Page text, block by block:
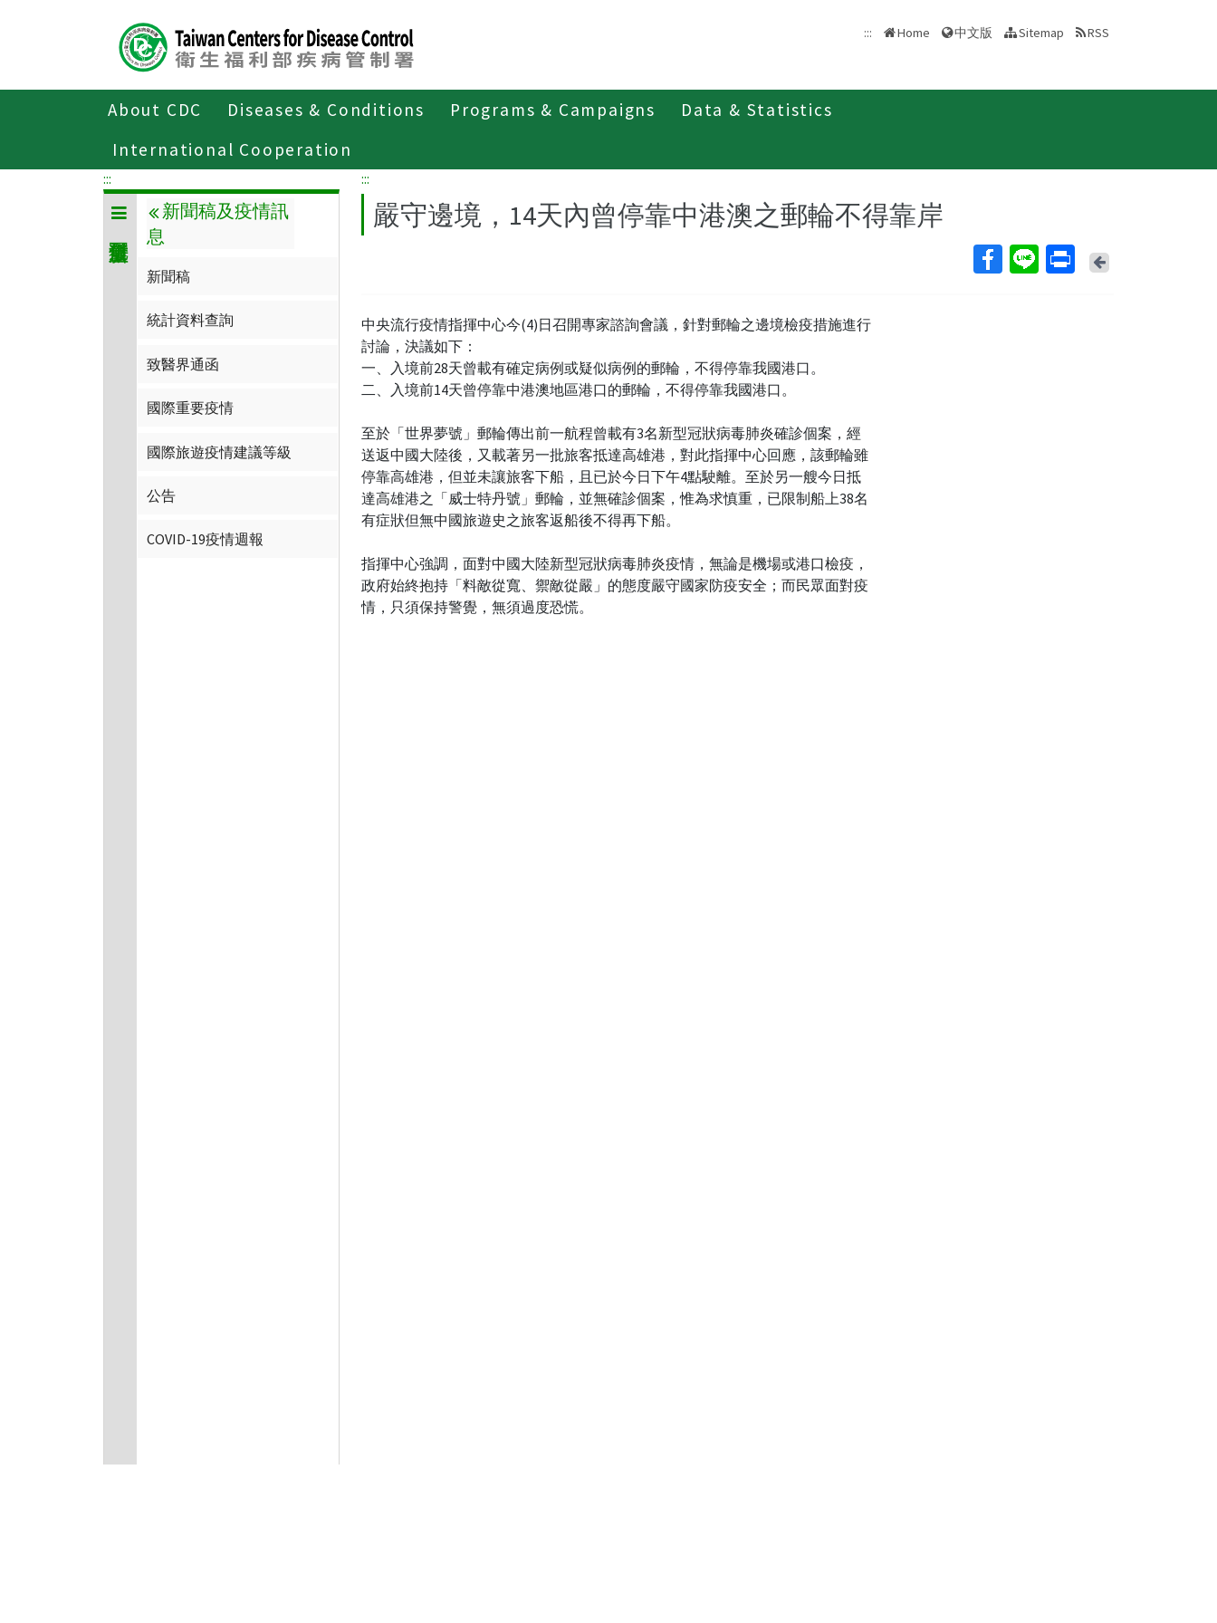
::: Home 中文版 Sitemap RSS
About CDC Diseases & Conditions Programs & Campaigns
Data & Statistics
International Cooperation
傳染病與防疫專題
:::
新聞稿及疫情訊
息
新聞稿
統計資料查詢
致醫界通函
國際重要疫情
國際旅遊疫情建議等級
公告
COVID-19疫情週報
:::
嚴守邊境，14天內曾停靠中港澳之郵輪不得靠岸
Back
中央流行疫情指揮中心今(4)日召開專家諮詢會議，針對郵輪之邊境檢疫措施進行
討論，決議如下：
一、入境前28天曾載有確定病例或疑似病例的郵輪，不得停靠我國港口。
二、入境前14天曾停靠中港澳地區港口的郵輪，不得停靠我國港口。
至於「世界夢號」郵輪傳出前一航程曾載有3名新型冠狀病毒肺炎確診個案，經
送返中國大陸後，又載著另一批旅客抵達高雄港，對此指揮中心回應，該郵輪雖
停靠高雄港，但並未讓旅客下船，且已於今日下午4點駛離。至於另一艘今日抵
達高雄港之「威士特丹號」郵輪，並無確診個案，惟為求慎重，已限制船上38名
有症狀但無中國旅遊史之旅客返船後不得再下船。
指揮中心強調，面對中國大陸新型冠狀病毒肺炎疫情，無論是機場或港口檢疫，
政府始終抱持「料敵從寬、禦敵從嚴」的態度嚴守國家防疫安全；而民眾面對疫
情，只須保持警覺，無須過度恐慌。